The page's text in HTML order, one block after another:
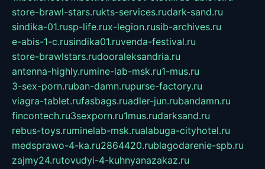
store-brawl-stars.rukts-services.rudark-sand.ru
sindika-01.rusp-life.rux-legion.rusib-archives.ru
e-abis-1-c.rusindika01.ruvenda-festival.ru
store-brawlstars.rudooraleksandria.ru
antenna-highly.rumine-lab-msk.ru1-mus.ru
3-sex-porn.ruban-damn.rupurse-factory.ru
viagra-tablet.rufasbags.ruadler-jun.rubandamn.ru
fincontech.ru3sexporn.ru1mus.rudarksand.ru
rebus-toys.ruminelab-msk.rualabuga-cityhotel.ru
medsprawo-4-ka.ru2864420.rublagodarenie-spb.ru
zajmy24.rutovudyi-4-kuhnyanazakaz.ru